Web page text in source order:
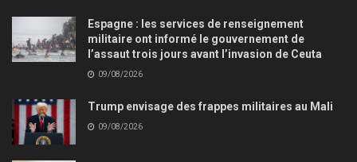
Espagne : les services de renseignement
militaire ont informé le gouvernement de
l’assaut trois jours avant l’invasion de Ceuta
09/08/2026
Trump envisage des frappes militaires au Mali
09/08/2026